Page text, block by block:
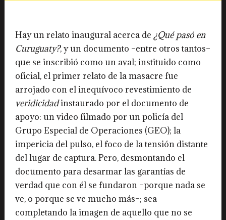
Hay un relato inaugural acerca de ¿Qué pasó en
Curuguaty?, y un documento –entre otros tantos–
que se inscribió como un aval; instituido como
oficial, el primer relato de la masacre fue
arrojado con el inequívoco revestimiento de
veridicidadinstaurado por el documento de
apoyo: un video filmado por un policía del
Grupo Especial de Operaciones (GEO); la
impericia del pulso, el foco de la tensión distante
del lugar de captura. Pero, desmontando el
documento para desarmar las garantías de
verdad que con él se fundaron –porque nada se
ve, o porque se ve mucho más–; sea
completando la imagen de aquello que no se